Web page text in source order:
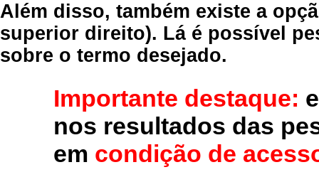
Além disso, também existe a
superior direito). Lá é possível
sobre o termo desejado.
Importante destaque:
nos resultados das
em condição de